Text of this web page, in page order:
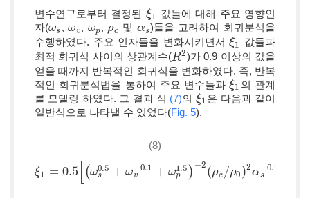
변수연구로부터 결정된 ξ1
ξ1 값들에 대해 주요 영향인
자(ωs
ωs,ωv
ωv, ωp
ωp, ρc
ρc 및 αs
αs)들을 고려하여 회귀분석을
수행하였다. 주요 인자들을 변화시키면서ξ1
ξ1
값들과
최적 회귀식 사이의 상관계수(R2
R2)가 0.9 이상의 값을
얻을 때까지 반복적인 회귀식을 변화하였다. 즉, 반복
적인 회귀분석법을 통하여 주요 변수들과ξ1
ξ1 의 관계
를 모델링 하였다. 그 결과 식 (7)의 ξ1
ξ1 은 다음과 같이
일반식으로 나타낼 수 있었다(Fig. 5).
(8)
ξ1 = 0.5 (ω0.5
s + ω−0.1
v + ω1.5
p ) −2(ρc /ρ0)2α−0.7
s
ξ1 =0.5[(ω 0.5+ω v− 0.1+ω p1.5)−2 (ρ ρ0)2αs−0.7]0.6